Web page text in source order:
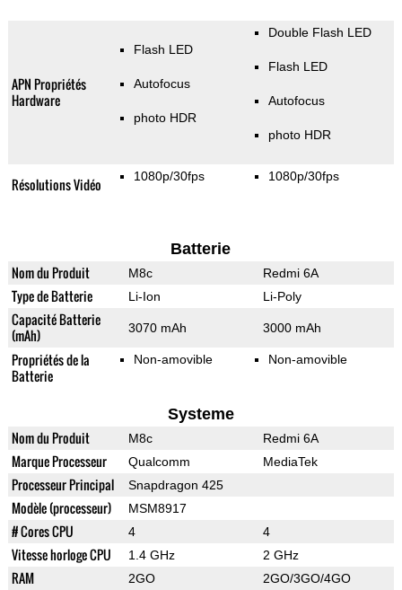
APN Propriétés
Hardware
Flash LED
Autofocus
photo HDR
Double Flash LED
Flash LED
Autofocus
photo HDR
Résolutions Vidéo 1080p/30fps 1080p/30fps
Batterie
Nom du Produit M8c Redmi 6A
Type de Batterie Li-Ion Li-Poly
Capacité Batterie
(mAh)
3070 mAh 3000 mAh
Propriétés de la
Batterie
Non-amovible Non-amovible
Systeme
Nom du Produit M8c Redmi 6A
Marque Processeur Qualcomm MediaTek
Processeur Principal Snapdragon 425
Modèle (processeur) MSM8917
# Cores CPU 4 4
Vitesse horloge CPU 1.4 GHz 2 GHz
RAM 2GO 2GO/3GO/4GO